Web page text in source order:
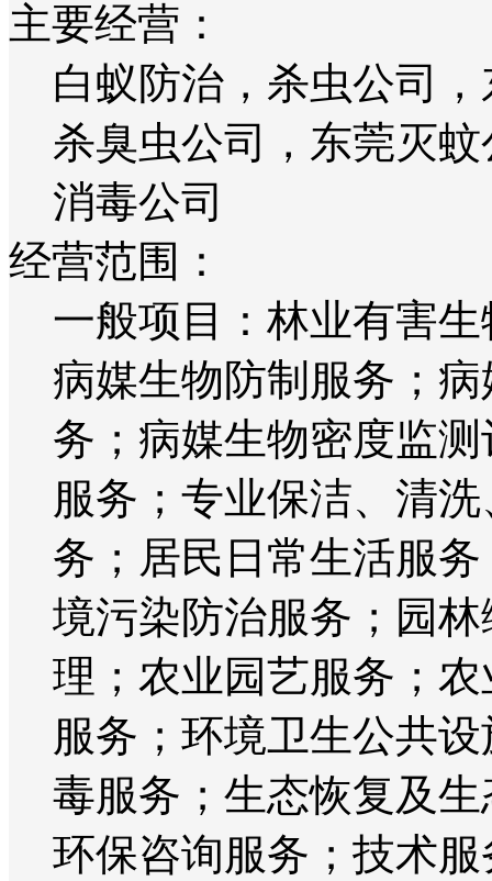
主要经营：
白蚁防治，杀虫公司
杀臭虫公司，东莞灭
消毒公司
经营范围：
一般项目：林业有害
病媒生物防制服务；
务；病媒生物密度监
服务；专业保洁、清
务；居民日常生活服
境污染防治服务；园
理；农业园艺服务；
服务；环境卫生公共
毒服务；生态恢复及
环保咨询服务；技术